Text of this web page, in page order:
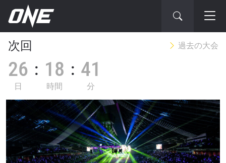
次
の
大
次回 過去の大会
26
日
18
時間
41
分